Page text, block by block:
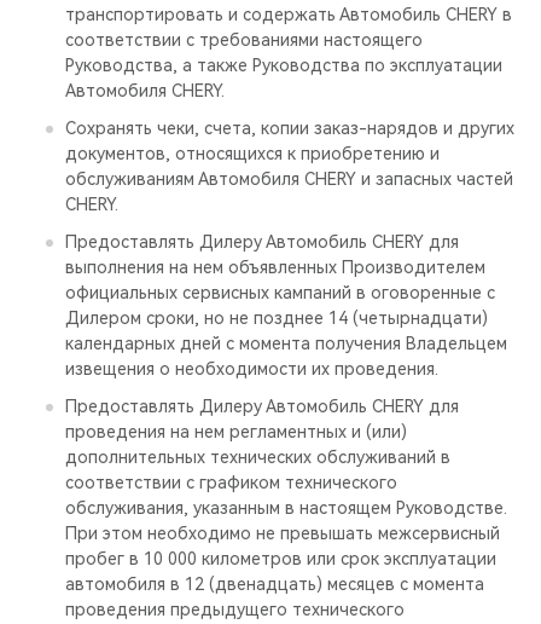
транспортировать и содержать Автомобиль CHERY в
соответствии с требованиями настоящего
Руководства, а также Руководства по эксплуатации
Автомобиля CHERY.
Сохранять чеки, счета, копии заказ-нарядов и других
документов, относящихся к приобретению и
обслуживаниям Автомобиля CHERY и запасных частей
CHERY.
Предоставлять Дилеру Автомобиль CHERY для
выполнения на нем объявленных Производителем
официальных сервисных кампаний в оговоренные с
Дилером сроки, но не позднее 14 (четырнадцати)
календарных дней с момента получения Владельцем
извещения о необходимости их проведения.
Предоставлять Дилеру Автомобиль CHERY для
проведения на нем регламентных и (или)
дополнительных технических обслуживаний в
соответствии с графиком технического
обслуживания, указанным в настоящем Руководстве.
При этом необходимо не превышать межсервисный
пробег в 10 000 километров или срок эксплуатации
автомобиля в 12 (двенадцать) месяцев с момента
проведения предыдущего технического